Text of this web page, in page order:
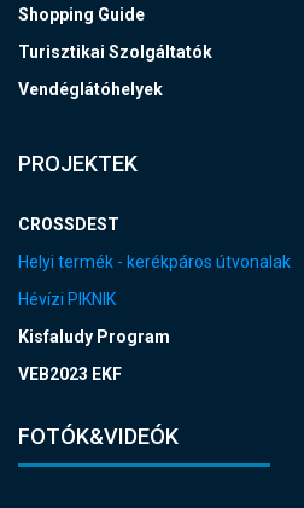
Shopping Guide
Turisztikai Szolgáltatók
Vendéglátóhelyek
PROJEKTEK
CROSSDEST
Helyi termék - kerékpáros útvonalak
Hévízi PIKNIK
Kisfaludy Program
VEB2023 EKF
FOTÓK&VIDEÓK